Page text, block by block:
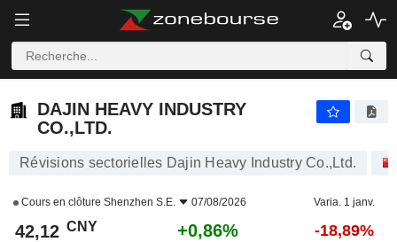
DAJIN HEAVY INDUSTRY
CO.,LTD.
Révisions sectorielles Dajin Heavy Industry Co.,Ltd.
Cours en clôture Shenzhen S.E. 07/08/2026 Varia. 1 janv.
42,12 CNY +0,86% -18,89%